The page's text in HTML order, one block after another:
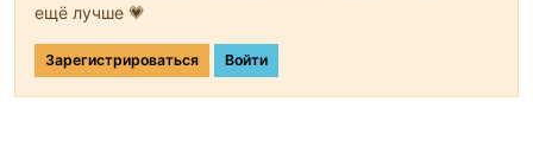
ещё лучше 💗
Зарегистрироваться Войти